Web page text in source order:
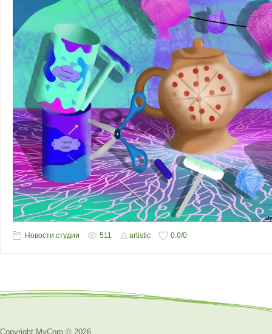
Новости студии 511 artistic 0.0/0
Copyright MyCorp © 2026